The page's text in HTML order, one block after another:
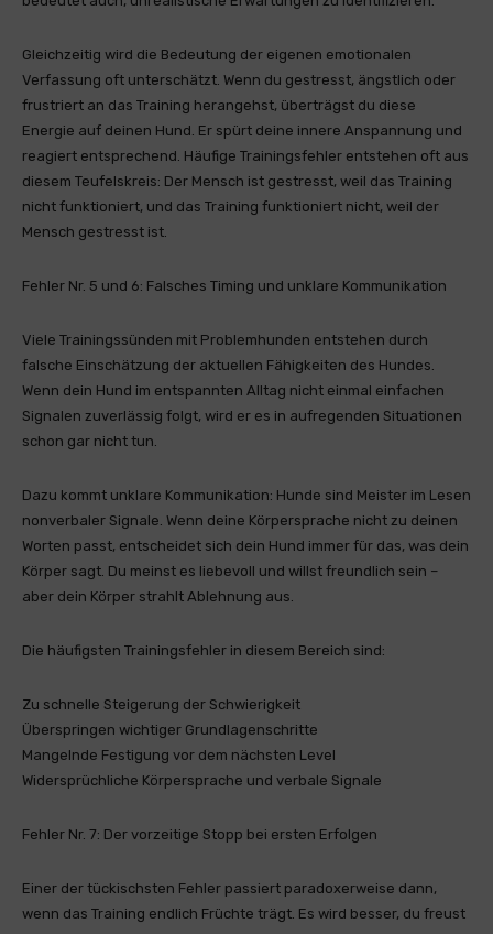
Gleichzeitig wird die Bedeutung der eigenen emotionalen
Verfassung oft unterschätzt. Wenn du gestresst, ängstlich oder
frustriert an das Training herangehst, überträgst du diese
Energie auf deinen Hund. Er spürt deine innere Anspannung und
reagiert entsprechend. Häufige Trainingsfehler entstehen oft aus
diesem Teufelskreis: Der Mensch ist gestresst, weil das Training
nicht funktioniert, und das Training funktioniert nicht, weil der
Mensch gestresst ist.
Fehler Nr. 5 und 6: Falsches Timing und unklare Kommunikation
Viele Trainingssünden mit Problemhunden entstehen durch
falsche Einschätzung der aktuellen Fähigkeiten des Hundes.
Wenn dein Hund im entspannten Alltag nicht einmal einfachen
Signalen zuverlässig folgt, wird er es in aufregenden Situationen
schon gar nicht tun.
Dazu kommt unklare Kommunikation: Hunde sind Meister im Lesen
nonverbaler Signale. Wenn deine Körpersprache nicht zu deinen
Worten passt, entscheidet sich dein Hund immer für das, was dein
Körper sagt. Du meinst es liebevoll und willst freundlich sein –
aber dein Körper strahlt Ablehnung aus.
Die häufigsten Trainingsfehler in diesem Bereich sind:
Zu schnelle Steigerung der Schwierigkeit
Überspringen wichtiger Grundlagenschritte
Mangelnde Festigung vor dem nächsten Level
Widersprüchliche Körpersprache und verbale Signale
Fehler Nr. 7: Der vorzeitige Stopp bei ersten Erfolgen
Einer der tückischsten Fehler passiert paradoxerweise dann,
wenn das Training endlich Früchte trägt. Es wird besser, du freust